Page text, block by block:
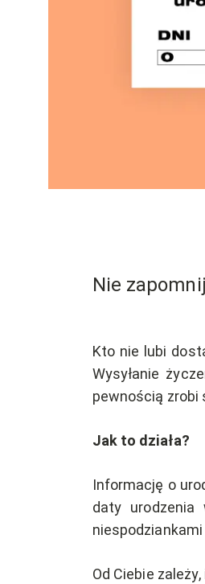
Nie
Kto nie lubi
Wysyłanie
pewnością zrobi
Jak to działa?
Informację o
daty
Od Ciebie